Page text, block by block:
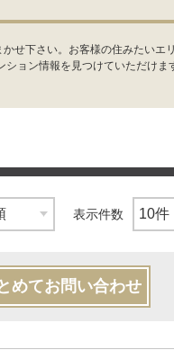
せ下さい。お客様の住みたい
ョン情報を見つけていただけ
表示件数
めてお問い合わせ